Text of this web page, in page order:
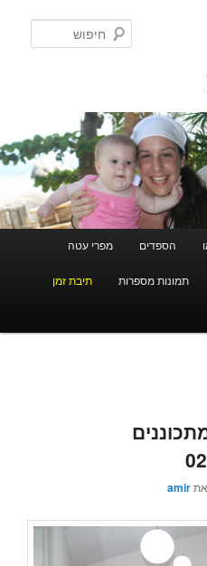
הספדים מפרי עטה
תמונות מספרות תיבת זמן
amir